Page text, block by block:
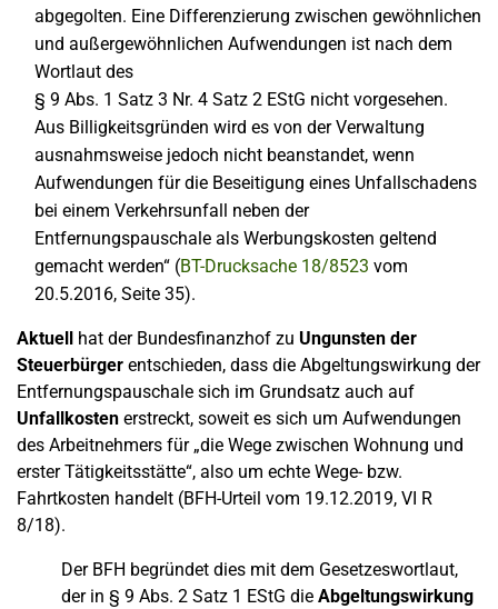
abgegolten. Eine Differenzierung zwischen gewöhnlichen
und außergewöhnlichen Aufwendungen ist nach dem
Wortlaut des
§ 9 Abs. 1 Satz 3 Nr. 4 Satz 2 EStG nicht vorgesehen.
Aus Billigkeitsgründen wird es von der Verwaltung
ausnahmsweise jedoch nicht beanstandet, wenn
Aufwendungen für die Beseitigung eines Unfallschadens
bei einem Verkehrsunfall neben der
Entfernungspauschale als Werbungskosten geltend
gemacht werden“ (BT-Drucksache 18/8523 vom
20.5.2016, Seite 35).
Aktuell hat der Bundesfinanzhof zu Ungunsten der
Steuerbürger entschieden, dass die Abgeltungswirkung der
Entfernungspauschale sich im Grundsatz auch auf
Unfallkosten erstreckt, soweit es sich um Aufwendungen
des Arbeitnehmers für „die Wege zwischen Wohnung und
erster Tätigkeitsstätte“, also um echte Wege- bzw.
Fahrtkosten handelt (BFH-Urteil vom 19.12.2019, VI R
8/18).
Der BFH begründet dies mit dem Gesetzeswortlaut,
der in § 9 Abs. 2 Satz 1 EStG die Abgeltungswirkung